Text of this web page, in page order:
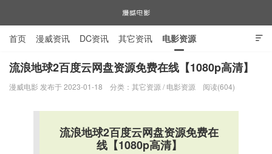

首页 漫威资讯 DC资讯 其它资讯 电影资源
电视剧资源 漫威图片
流浪地球2百度云网盘资源免费在线【1080p高清】
漫威电影 发布于 2023-01-18 分类： 其它资源 / 电影资源 阅读(604)
流浪地球2百度云网盘资源免费在
线【1080p高清】